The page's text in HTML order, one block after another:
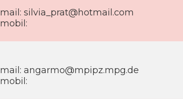
mail: silvia_prat@hotmail.com
mobil:
mail: angarmo@mpipz.mpg.de
mobil: